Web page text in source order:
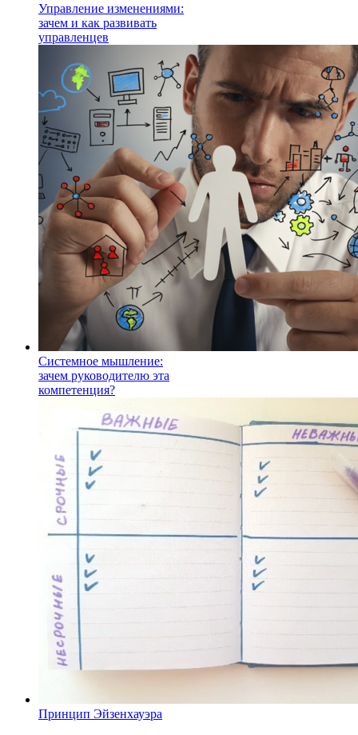
Управление изменениями:
зачем и как развивать
управленцев
Системное мышление:
зачем руководителю эта
компетенция?
Принцип Эйзенхауэра